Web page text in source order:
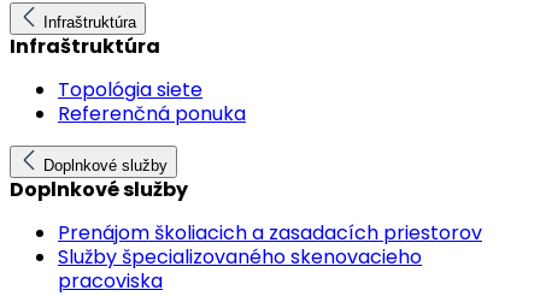
Infraštruktúra
Infraštruktúra
Topológia siete
Referenčná ponuka
Doplnkové služby
Doplnkové služby
Prenájom školiacich a zasadacích priestorov
Služby špecializovaného skenovacieho
pracoviska